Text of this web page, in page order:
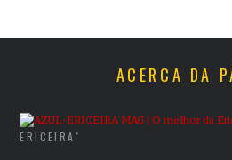
ACERCA DA
ERICEIRA"